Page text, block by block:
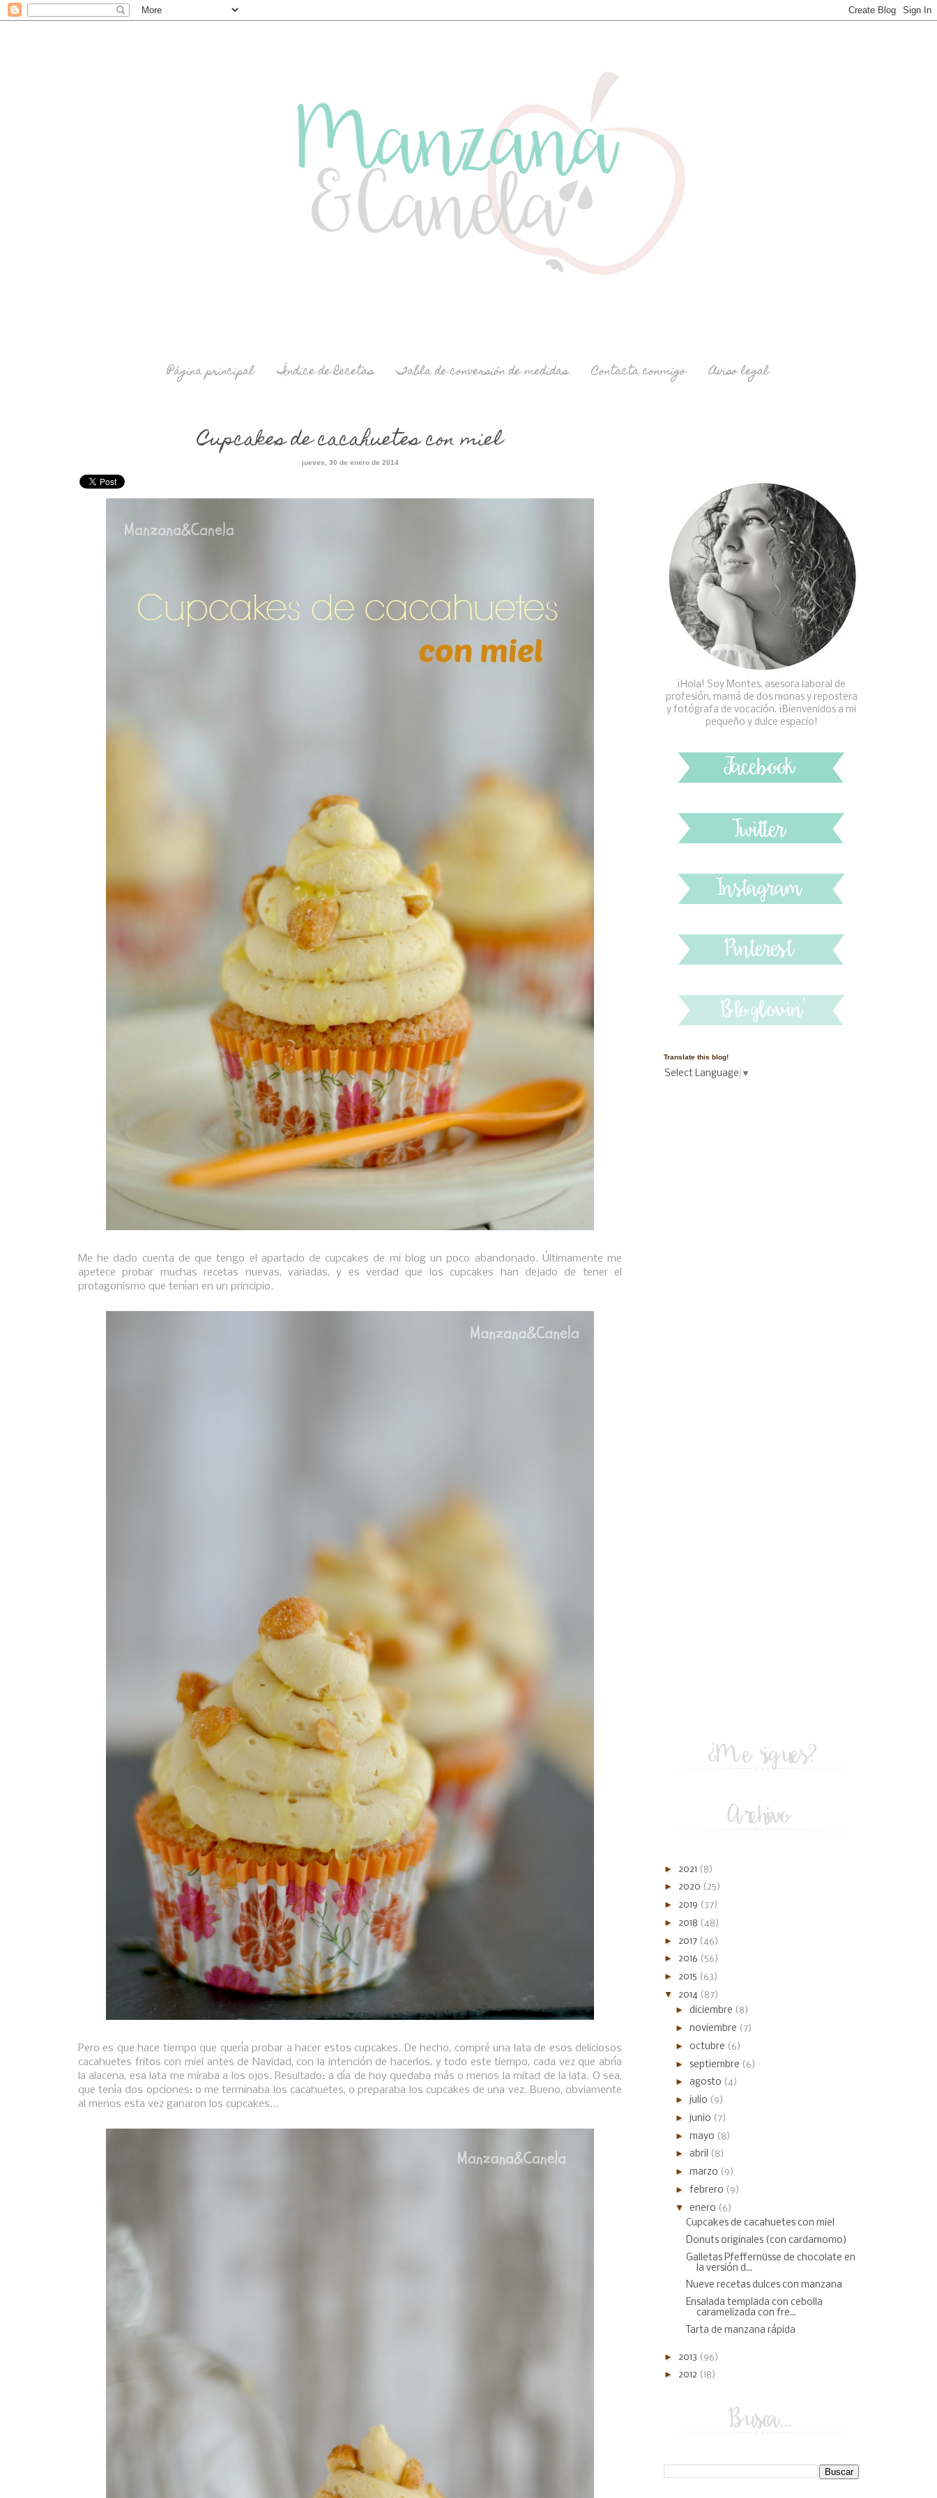
Página principal Índice de Recetas Tabla de conversión de medidas Contacta conmigo Aviso legal
Cupcakes de cacahuetes con miel
jueves, 30 de enero de 2014
Me he dado cuenta de que tengo el apartado de cupcakes de mi blog un poco abandonado. Últimamente me
apetece probar muchas recetas nuevas, variadas, y es verdad que los cupcakes han dejado de tener el
protagonismo que tenían en un principio.
Pero es que hace tiempo que quería probar a hacer estos cupcakes. De hecho, compré una lata de esos deliciosos
cacahuetes fritos con miel antes de Navidad, con la intención de hacerlos, y todo este tiempo, cada vez que abría
la alacena, esa lata me miraba a los ojos. Resultado: a día de hoy quedaba más o menos la mitad de la lata. O sea,
que tenía dos opciones: o me terminaba los cacahuetes, o preparaba los cupcakes de una vez. Bueno, obviamente
al menos esta vez ganaron los cupcakes...
¡Hola! Soy Montes, asesora laboral de
profesión, mamá de dos monas y repostera
y fotógrafa de vocación. ¡Bienvenidos a mi
pequeño y dulce espacio!
Translate this blog!
Select Language ▼
► 2021 (8)
► 2020 (25)
► 2019 (37)
► 2018 (48)
► 2017 (46)
► 2016 (56)
► 2015 (63)
▼ 2014 (87)
► diciembre (8)
► noviembre (7)
► octubre (6)
► septiembre (6)
► agosto (4)
► julio (9)
► junio (7)
► mayo (8)
► abril (8)
► marzo (9)
► febrero (9)
▼ enero (6)
Cupcakes de cacahuetes con miel
Donuts originales (con cardamomo)
Galletas Pfeffernüsse de chocolate en
la versión d...
Nueve recetas dulces con manzana
Ensalada templada con cebolla
caramelizada con fre...
Tarta de manzana rápida
► 2013 (96)
► 2012 (18)